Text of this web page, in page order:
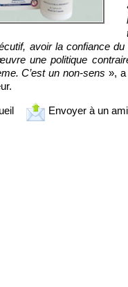
avoir la confiance
une politique
C’est un non-sens », a
Envoyer à un ami